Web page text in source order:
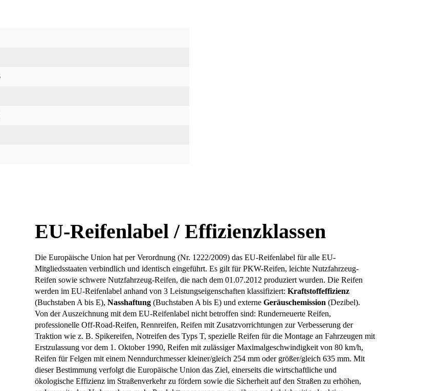
EU-Reifenlabel / Effizienzklassen
Die Europäische Union hat per Verordnung (Nr. 1222/2009) das EU-Reifenlabel für alle EU-
Mitgliedsstaaten verbindlich und identisch eingeführt. Es gilt für PKW-Reifen, leichte Nutzfahrzeug-
Reifen sowie schwere Nutzfahrzeug-Reifen, die nach dem 01.07.2012 produziert wurden. Die Reifen
werden im EU-Reifenlabel anhand von 3 Leistungseigenschaften klassifiziert:Kraftstoffeffizienz
(Buchstaben A bis E),Nasshaftung (Buchstaben A bis E) und externeGeräuschemission (Dezibel).
Von der Auszeichnung mit dem EU-Reifenlabel nicht betroffen sind: Runderneuerte Reifen,
professionelle Off-Road-Reifen, Rennreifen, Reifen mit Zusatzvorrichtungen zur Verbesserung der
Traktion wie z. B. Spikereifen, Notreifen des Typs T, spezielle Reifen für die Montage an Fahrzeugen mit
Erstzulassung vor dem 1. Oktober 1990, Reifen mit zulässiger Maximalgeschwindigkeit von 80 km/h,
Reifen für Felgen mit einem Nenndurchmesser kleiner/gleich 254 mm oder größer/gleich 635 mm. Mit
dieser Bestimmung verfolgt die Europäische Union das Ziel, einerseits die wirtschaftliche und
ökologische Effizienz im Straßenverkehr zu fördern sowie die Sicherheit auf den Straßen zu erhöhen,